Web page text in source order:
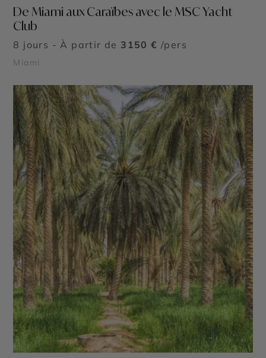
De Miami aux Caraïbes avec le MSC Yacht
Club
8 jours - À partir de 3150 € /pers
Miami